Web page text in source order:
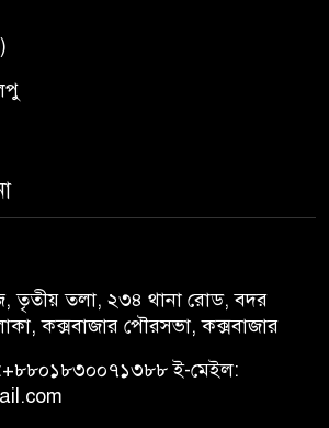
তৃতীয় তলা, ২৩৪ থানা রোড, বদর
কক্সবাজার পৌরসভা, কক্সবাজার
+৮৮০১৮৩০০৭১৩৮৮ই-মেইল: